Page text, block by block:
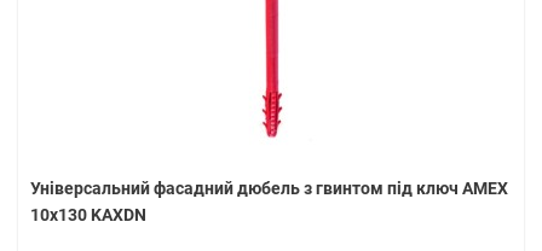
Універсальний фасадний дюбель з гвинтом під ключ AMEX
10х130 KAXDN